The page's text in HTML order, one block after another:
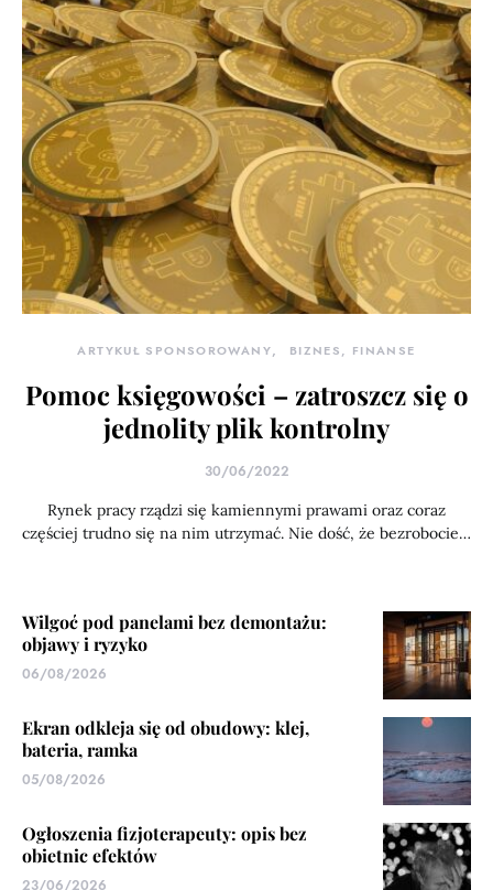
ARTYKUŁ SPONSOROWANY BIZNES, FINANSE
Pomoc księgowości – zatroszcz się o
jednolity plik kontrolny
30/06/2022
Rynek pracy rządzi się kamiennymi prawami oraz coraz
częściej trudno się na nim utrzymać. Nie dość, że bezrobocie…
Wilgoć pod panelami bez demontażu:
objawy i ryzyko
06/08/2026
Ekran odkleja się od obudowy: klej,
bateria, ramka
05/08/2026
Ogłoszenia fizjoterapeuty: opis bez
obietnic efektów
23/06/2026